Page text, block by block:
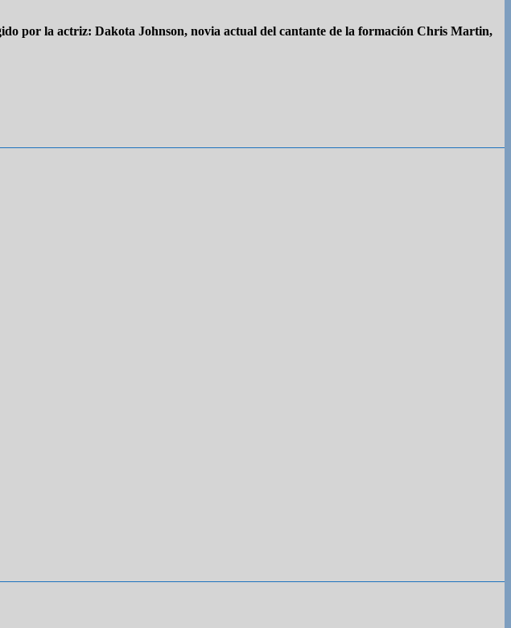
por la actriz: Dakota Johnson, novia actual del cantante de la formación Chris Martin,